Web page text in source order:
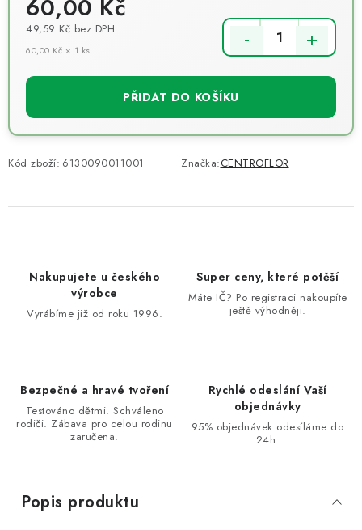
60,00 Kč
49,59 Kč bez DPH
60,00 Kč × 1 ks
PŘIDAT DO KOŠÍKU
Kód zboží: 6130090011001 Značka:CENTROFLOR
Nakupujete u českého
výrobce
Vyrábíme již od roku 1996.
Super ceny, které potěší
Máte IČ? Po registraci nakoupíte
ještě výhodněji.
Bezpečné a hravé tvoření
Testováno dětmi. Schváleno
rodiči. Zábava pro celou rodinu
zaručena.
Rychlé odeslání Vaší
objednávky
95% objednávek odesíláme do
24h.
Popis produktu